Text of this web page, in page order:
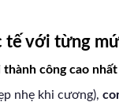
tế với từng
công cao nhất
nhẹ khi cương),